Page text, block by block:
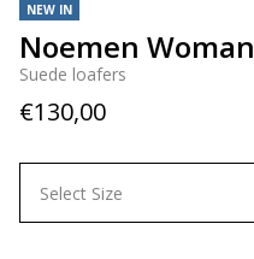
NEW IN
Noemen Woman
Suede loafers
€130,00
Select Size